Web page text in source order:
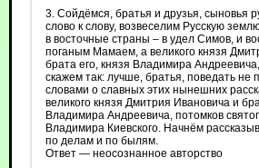
3. Сойдёмся, братья и друзья, сыновья
слово к слову, возвеселим Русскую
в восточные страны – в удел Симов, и
поганым Мамаем, а великого князя
брата его, князя Владимира
скажем так: лучше, братья, поведать не
словами о славных этих нынешних
великого князя Дмитрия Ивановича и
Владимира Андреевича, потомков
Владимира Киевского. Начнём
по делам и по былям.
Ответ — неосознанное авторство